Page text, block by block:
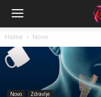
Home Novo
Novo Zdravlje